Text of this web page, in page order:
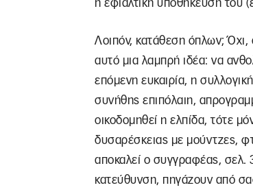
η εφιαλτική υποθήκευση του
Λοιπόν, κατάθεση όπλων; Όχι,
αυτό μια λαμπρή ιδέα: να
επόμενη ευκαιρία, η
συνήθης επιπόλαιη,
οικοδομηθεί η ελπίδα, τότε
δυσαρέσκειας με μούντζες,
αποκαλεί ο συγγραφέας, σελ.
κατεύθυνση, πηγάζουν από